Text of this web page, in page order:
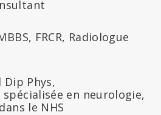
FRCR, Radiologue
Phys,
en neurologie,
le NHS